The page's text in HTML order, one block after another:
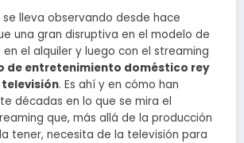
se lleva observando desde hace
una gran disruptiva en el modelo de
el alquiler y luego con el streaming
de entretenimiento doméstico rey
televisión. Es ahí y en cómo han
décadas en lo que se mira el
que, más allá de la producción
tener, necesita de la televisión para